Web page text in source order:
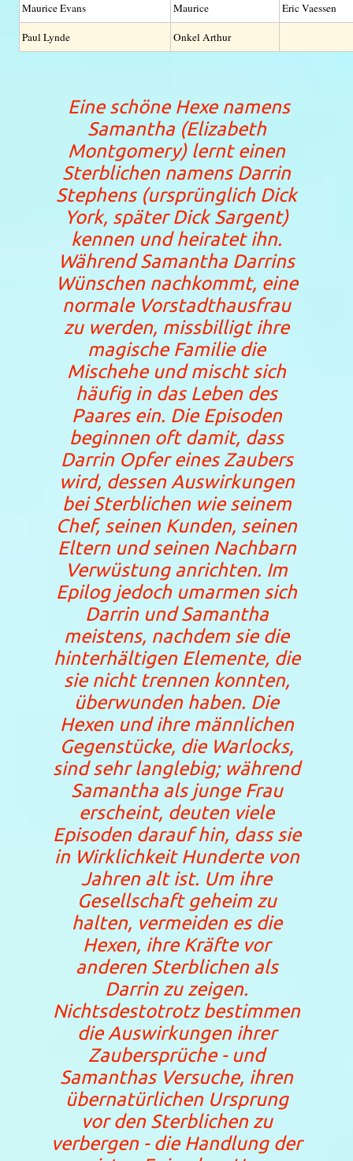
Maurice Evans Maurice Eric Vaessen
Paul Lynde Onkel Arthur
Eine schöne Hexe namens
Samantha (Elizabeth
Montgomery) lernt einen
Sterblichen namens Darrin
Stephens (ursprünglich Dick
York, später Dick Sargent)
kennen und heiratet ihn.
Während Samantha Darrins
Wünschen nachkommt, eine
normale Vorstadthausfrau
zu werden, missbilligt ihre
magische Familie die
Mischehe und mischt sich
häufig in das Leben des
Paares ein. Die Episoden
beginnen oft damit, dass
Darrin Opfer eines Zaubers
wird, dessen Auswirkungen
bei Sterblichen wie seinem
Chef, seinen Kunden, seinen
Eltern und seinen Nachbarn
Verwüstung anrichten. Im
Epilog jedoch umarmen sich
Darrin und Samantha
meistens, nachdem sie die
hinterhältigen Elemente, die
sie nicht trennen konnten,
überwunden haben. Die
Hexen und ihre männlichen
Gegenstücke, die Warlocks,
sind sehr langlebig; während
Samantha als junge Frau
erscheint, deuten viele
Episoden darauf hin, dass sie
in Wirklichkeit Hunderte von
Jahren alt ist. Um ihre
Gesellschaft geheim zu
halten, vermeiden es die
Hexen, ihre Kräfte vor
anderen Sterblichen als
Darrin zu zeigen.
Nichtsdestotrotz bestimmen
die Auswirkungen ihrer
Zaubersprüche - und
Samanthas Versuche, ihren
übernatürlichen Ursprung
vor den Sterblichen zu
verbergen - die Handlung der